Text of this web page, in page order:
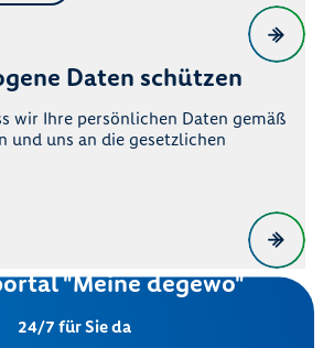
Daten schützen
wir Ihre persönlichen Daten gemäß
und uns an die gesetzlichen
"Meine degewo"
24/7 für Sie da